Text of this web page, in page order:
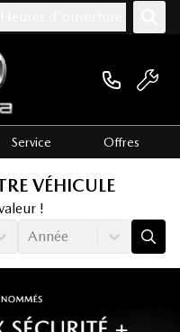
Service Offres
VÉHICULE
!
Année